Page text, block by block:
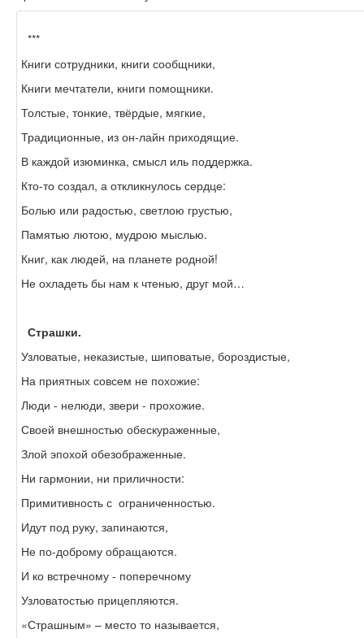
***
Книги сотрудники, книги сообщники,
Книги мечтатели, книги помощники.
Толстые, тонкие, твёрдые, мягкие,
Традиционные, из он-лайн приходящие.
В каждой изюминка, смысл иль поддержка.
Кто-то создал, а откликнулось сердце:
Болью или радостью, светлою грустью,
Памятью лютою, мудрою мыслью.
Книг, как людей, на планете родной!
Не охладеть бы нам к чтенью, друг мой…
Страшки.
Узловатые, неказистые, шиповатые, бороздистые,
На приятных совсем не похожие:
Люди - нелюди, звери - прохожие.
Своей внешностью обескураженные,
Злой эпохой обезображенные.
Ни гармонии, ни приличности:
Примитивность с ограниченностью.
Идут под руку, запинаются,
Не по-доброму обращаются.
И ко встречному - поперечному
Узловатостью прицепляются.
«Страшным» – место то называется,